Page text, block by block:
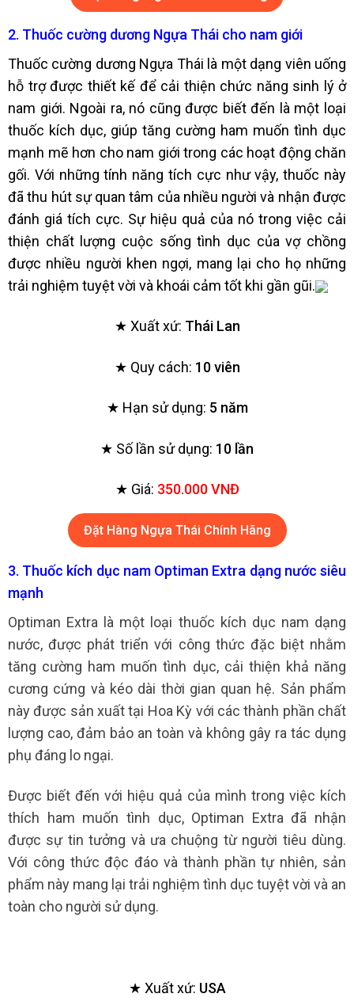
2. Thuốc cường dương Ngựa Thái cho nam giới
Thuốc cường dương Ngựa Thái là một dạng viên uống
hỗ trợ được thiết kế để cải thiện chức năng sinh lý ở
nam giới. Ngoài ra, nó cũng được biết đến là một loại
thuốc kích dục, giúp tăng cường ham muốn tình dục
mạnh mẽ hơn cho nam giới trong các hoạt động chăn
gối. Với những tính năng tích cực như vậy, thuốc này
đã thu hút sự quan tâm của nhiều người và nhận được
đánh giá tích cực. Sự hiệu quả của nó trong việc cải
thiện chất lượng cuộc sống tình dục của vợ chồng
được nhiều người khen ngợi, mang lại cho họ những
trải nghiệm tuyệt vời và khoái cảm tốt khi gần gũi.
★ Xuất xứ: Thái Lan
★ Quy cách: 10 viên
★ Hạn sử dụng: 5 năm
★ Số lần sử dụng: 10 lần
★ Giá: 350.000 VNĐ
Đặt Hàng Ngựa Thái Chính Hãng
3. Thuốc kích dục nam Optiman Extra dạng nước siêu
mạnh
Optiman Extra là một loại thuốc kích dục nam dạng
nước, được phát triển với công thức đặc biệt nhằm
tăng cường ham muốn tình dục, cải thiện khả năng
cương cứng và kéo dài thời gian quan hệ. Sản phẩm
này được sản xuất tại Hoa Kỳ với các thành phần chất
lượng cao, đảm bảo an toàn và không gây ra tác dụng
phụ đáng lo ngại.
Được biết đến với hiệu quả của mình trong việc kích
thích ham muốn tình dục, Optiman Extra đã nhận
được sự tin tưởng và ưa chuộng từ người tiêu dùng.
Với công thức độc đáo và thành phần tự nhiên, sản
phẩm này mang lại trải nghiệm tình dục tuyệt vời và an
toàn cho người sử dụng.
★ Xuất xứ: USA